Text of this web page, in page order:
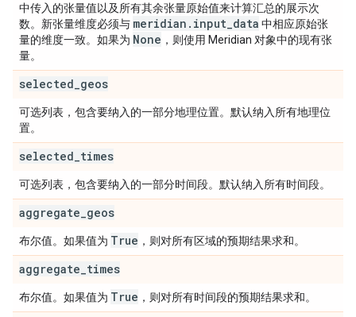
中传入的张量值以及所有其余张量原始值来计算汇总的展示次
数。新张量维度必须与 meridian . input data 中相应原始张
量的维度一致。如果为 None ，则使用 Meridian 对象中的现有张
量。
selected geos
可选列表，包含要纳入的一部分地理位置。默认纳入所有地理位
置。
selected times
可选列表，包含要纳入的一部分时间段。默认纳入所有时间段。
aggregate geos
布尔值。如果值为 True ，则对所有区域的预期结果求和。
aggregate times
布尔值。如果值为 True ，则对所有时间段的预期结果求和。